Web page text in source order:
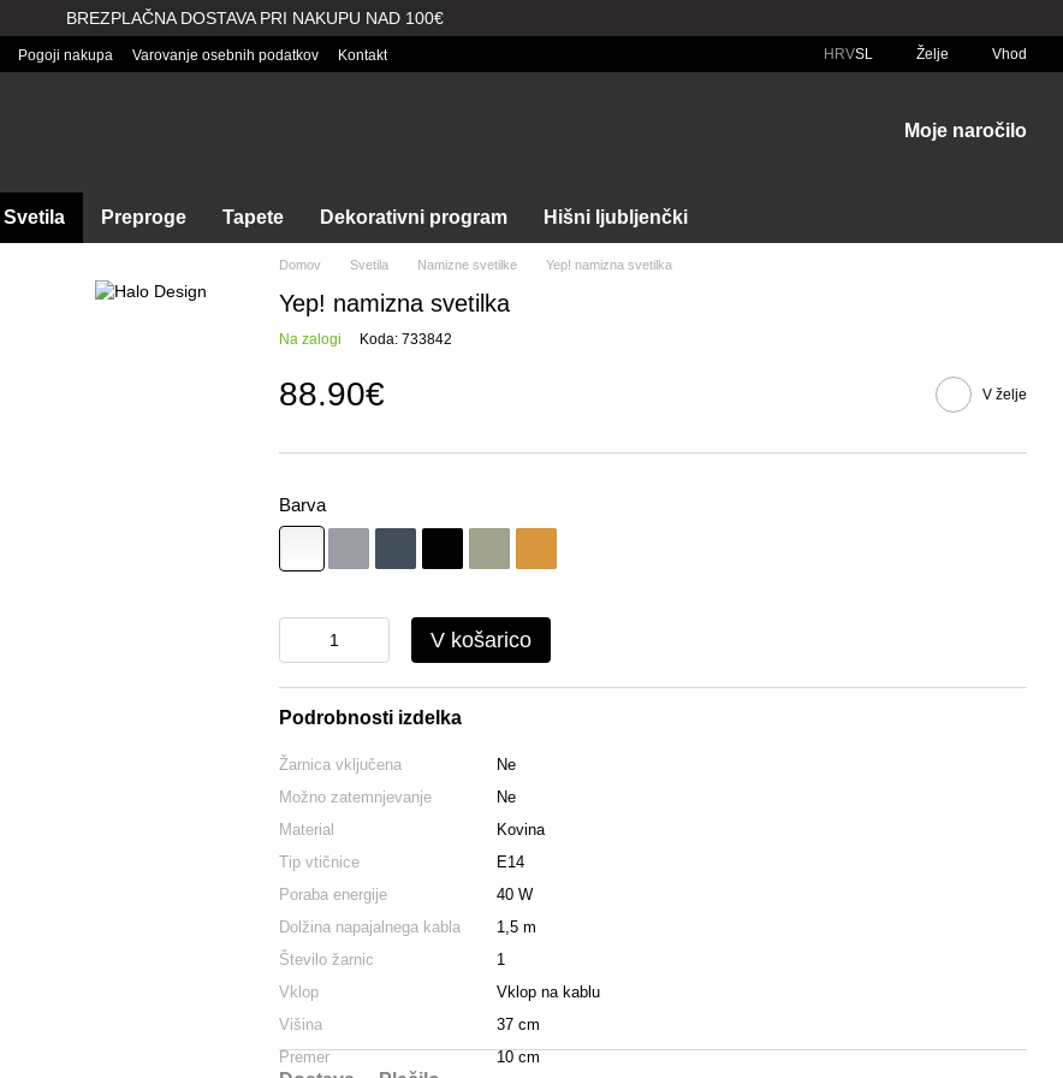
BREZPLAČNA DOSTAVA PRI NAKUPU NAD 100€
Pogoji nakupa Varovanje osebnih podatkov Kontakt HRVSL Želje Vhod
Moje naročilo
Svetila Preproge Tapete Dekorativni program Hišni ljubljenčki
Domov Svetila Namizne svetilke Yep! namizna svetilka
Yep! namizna svetilka
Na zalogi Koda: 733842
88.90€ V želje
Barva
V košarico
Podrobnosti izdelka
Žarnica vključena
Ne
Možno zatemnjevanje
Ne
Material
Kovina
Tip vtičnice
E14
Poraba energije
40 W
Dolžina napajalnega kabla
1,5 m
Število žarnic
1
Vklop
Vklop na kablu
Višina
37 cm
Premer
10 cm